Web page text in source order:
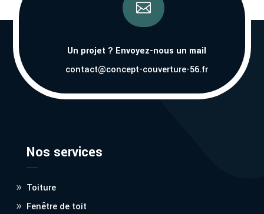

Un projet ? Envoyez-nous un mail
contact@concept-couverture-56.fr
Nos services
Toiture
Fenêtre de toit